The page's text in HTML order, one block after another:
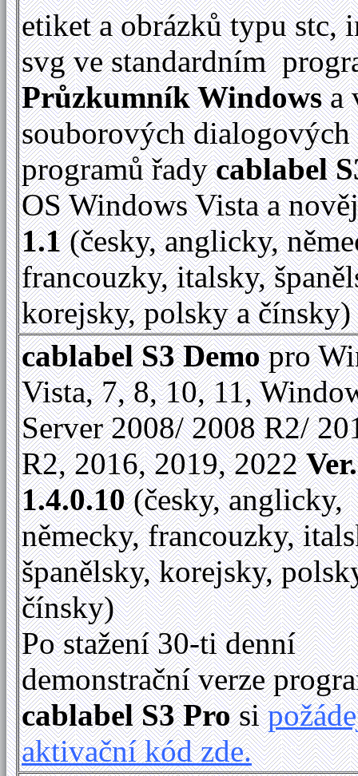
etiket a obrázků typu stc,
svg ve standardním
Průzkumník Windowsa
souborových dialogových
programů řadycablabel
OS Windows Vista a
1.1(česky, anglicky,
francouzky, italsky,
korejsky, polsky a čínsky)
cablabel S3 Demopro
Vista, 7, 8, 10, 11,
Server 2008/ 2008 R2/
R2, 2016, 2019, 2022Ver.
1.4.0.10(česky, anglicky,
německy, francouzky,
španělsky, korejsky,
čínsky)
Po stažení 30-ti denní
demonstrační verze
cablabel S3 Prosi
aktivační kód zde.